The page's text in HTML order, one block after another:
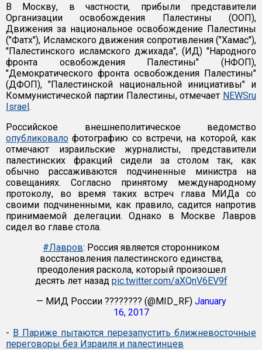
В Москву, в частности, прибыли представители
Организации освобождения Палестины (ООП),
Движения за национальное освобождение Палестины
("Фатх"), Исламского движения сопротивления ("Хамас"),
"Палестинского исламского джихада", (ИД) "Народного
фронта освобождения Палестины" (НФОП),
"Демократического фронта освобождения Палестины"
(ДФОП), "Палестинской национальной инициативы" и
Коммунистической партии Палестины, отмечает NEWSru
Israel.
Российское внешнеполитическое ведомство
опубликовало фотографию со встречи, на которой, как
отмечают израильские журналисты, представители
палестинских фракций сидели за столом так, как
обычно рассаживаются подчиненные министра на
совещаниях. Согласно принятому международному
протоколу, во время таких встреч глава МИДа со
своими подчиненными, как правило, садится напротив
принимаемой делегации. Однако в Москве Лавров
сидел во главе стола.
#Лавров: Россия является сторонником
восстановления палестинского единства,
преодоления раскола, который произошел
десять лет назад pic.twitter.com/aXQnV6EV9f
— МИД России ???????? (@MID_RF) January
16, 2017
- В Париже пытаются перезапустить ближневосточные
переговоры без Израиля и палестинцев